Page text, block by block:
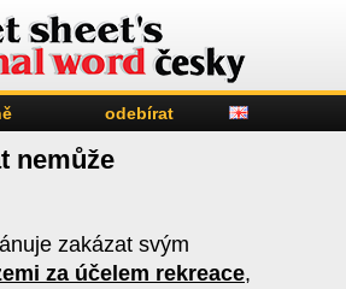
odebírat
nemůže
zakázat svým
za účelem rekreace,